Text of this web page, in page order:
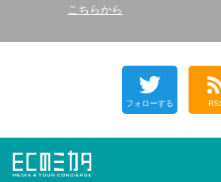
こちらから
フォローする